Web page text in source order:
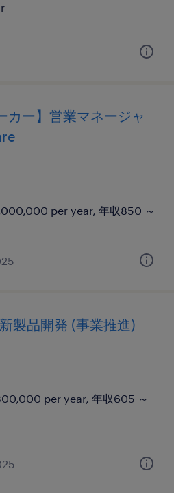
カー】営業マネージャ
per year, 年収850 ～
製品開発 (事業推進)
per year, 年収605 ～